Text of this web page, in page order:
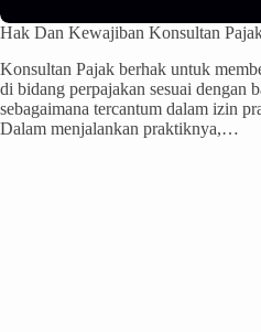
Hak Dan Kewajiban Konsultan
Konsultan Pajak berhak untuk
di bidang perpajakan sesuai dengan
sebagaimana tercantum dalam izin
Dalam menjalankan praktiknya,…